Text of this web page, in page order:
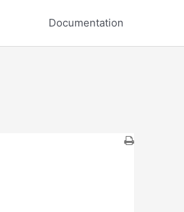
Documentation